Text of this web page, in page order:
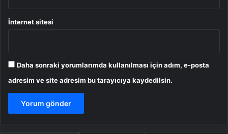
İnternet sitesi
Daha sonraki yorumlarımda kullanılması için adım, e-posta
adresim ve site adresim bu tarayıcıya kaydedilsin.